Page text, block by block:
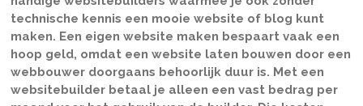
technische kennis een mooie website of blog kunt
maken. Een eigen website maken bespaart vaak een
hoop geld, omdat een website laten bouwen door een
webbouwer doorgaans behoorlijk duur is. Met een
websitebuilder betaal je alleen een vast bedrag per